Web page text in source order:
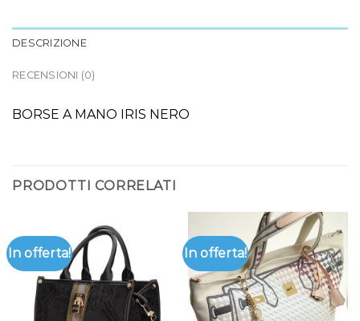
DESCRIZIONE
RECENSIONI (0)
BORSE A MANO IRIS NERO
PRODOTTI CORRELATI
In offerta! In offerta!